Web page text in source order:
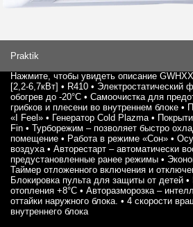
Praktik
Нажмите, чтобы увидеть описание
[2,2-6,7кВт] • R410 • Электростатический
обогрев до -20°С • Самоочистка для
грибков и плесени во внутреннем блоке •
«I Feel» • Генератор Cold Plazma •
Fin • Турборежим – позволяет быстро
помещение • Работа в режиме «Сон» •
воздуха • Авторестарт – автоматически
предустановленные ранее режимы •
Таймер отложенного включения и
Блокировка пульта для защиты от детей
отопления +8°С • Авторазморозка –
оттайки наружного блока. • 4 скорости
внутреннего блока